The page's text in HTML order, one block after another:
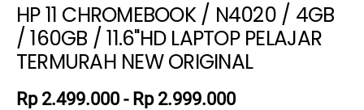
HP 11 CHROMEBOOK / N4020 / 4GB
/ 160GB / 11.6"HD LAPTOP PELAJAR
TERMURAH NEW ORIGINAL
Rp 2.499.000-Rp 2.999.000